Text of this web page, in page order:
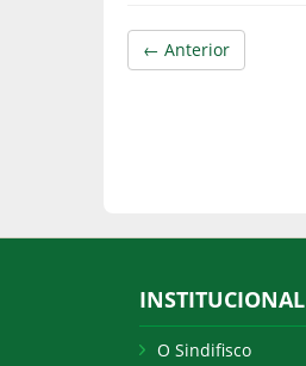
← Anterior
INSTITUCIONAL
O Sindifisco